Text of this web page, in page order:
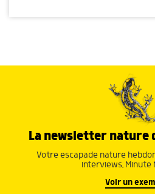
La newsletter nature
Votre escapade nature
interviews, Minute
Voir un